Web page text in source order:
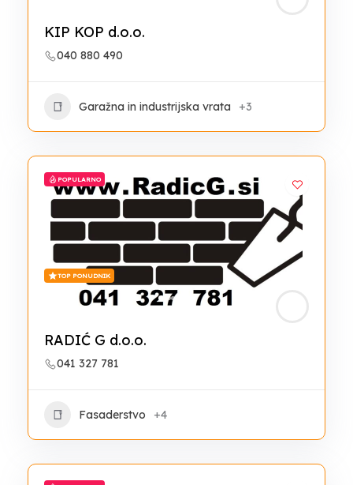
KIP KOP d.o.o.
040 880 490
Garažna in industrijska vrata +3
POPULARNO
TOP PONUDNIK
RADIĆ G d.o.o.
041 327 781
Fasaderstvo +4